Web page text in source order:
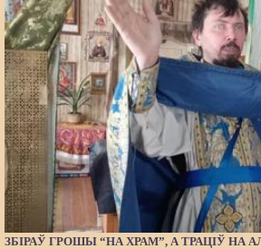
ЗБІРАЎ ГРОШЫ “НА ХРАМ”, А ТРАЦІЎ НА